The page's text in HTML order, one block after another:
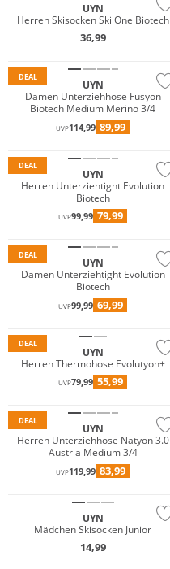
UYN
Herren Skisocken Ski One Biotech
36,99
DEAL
Merino
UYN
Damen Unterziehhose Fusyon
Biotech Medium Merino 3/4
UVP114,99 89,99
DEAL
UYN
Herren Unterziehtight Evolution
Biotech
UVP99,99 79,99
DEAL
UYN
Damen Unterziehtight Evolution
Biotech
UVP99,99 69,99
DEAL
UYN
Herren Thermohose Evolutyon+
UVP79,99 55,99
DEAL
UYN
Herren Unterziehhose Natyon 3.0
Austria Medium 3/4
UVP119,99 83,99
UYN
Mädchen Skisocken Junior
14,99